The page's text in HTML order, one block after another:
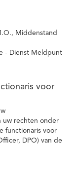
Middenstand
- Dienst Meldpunt
voor
uw rechten onder
functionaris voor
DPO) van de